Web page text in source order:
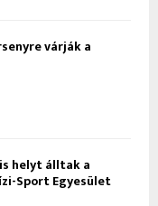
várják a
helyt álltak a
Sport Egyesület